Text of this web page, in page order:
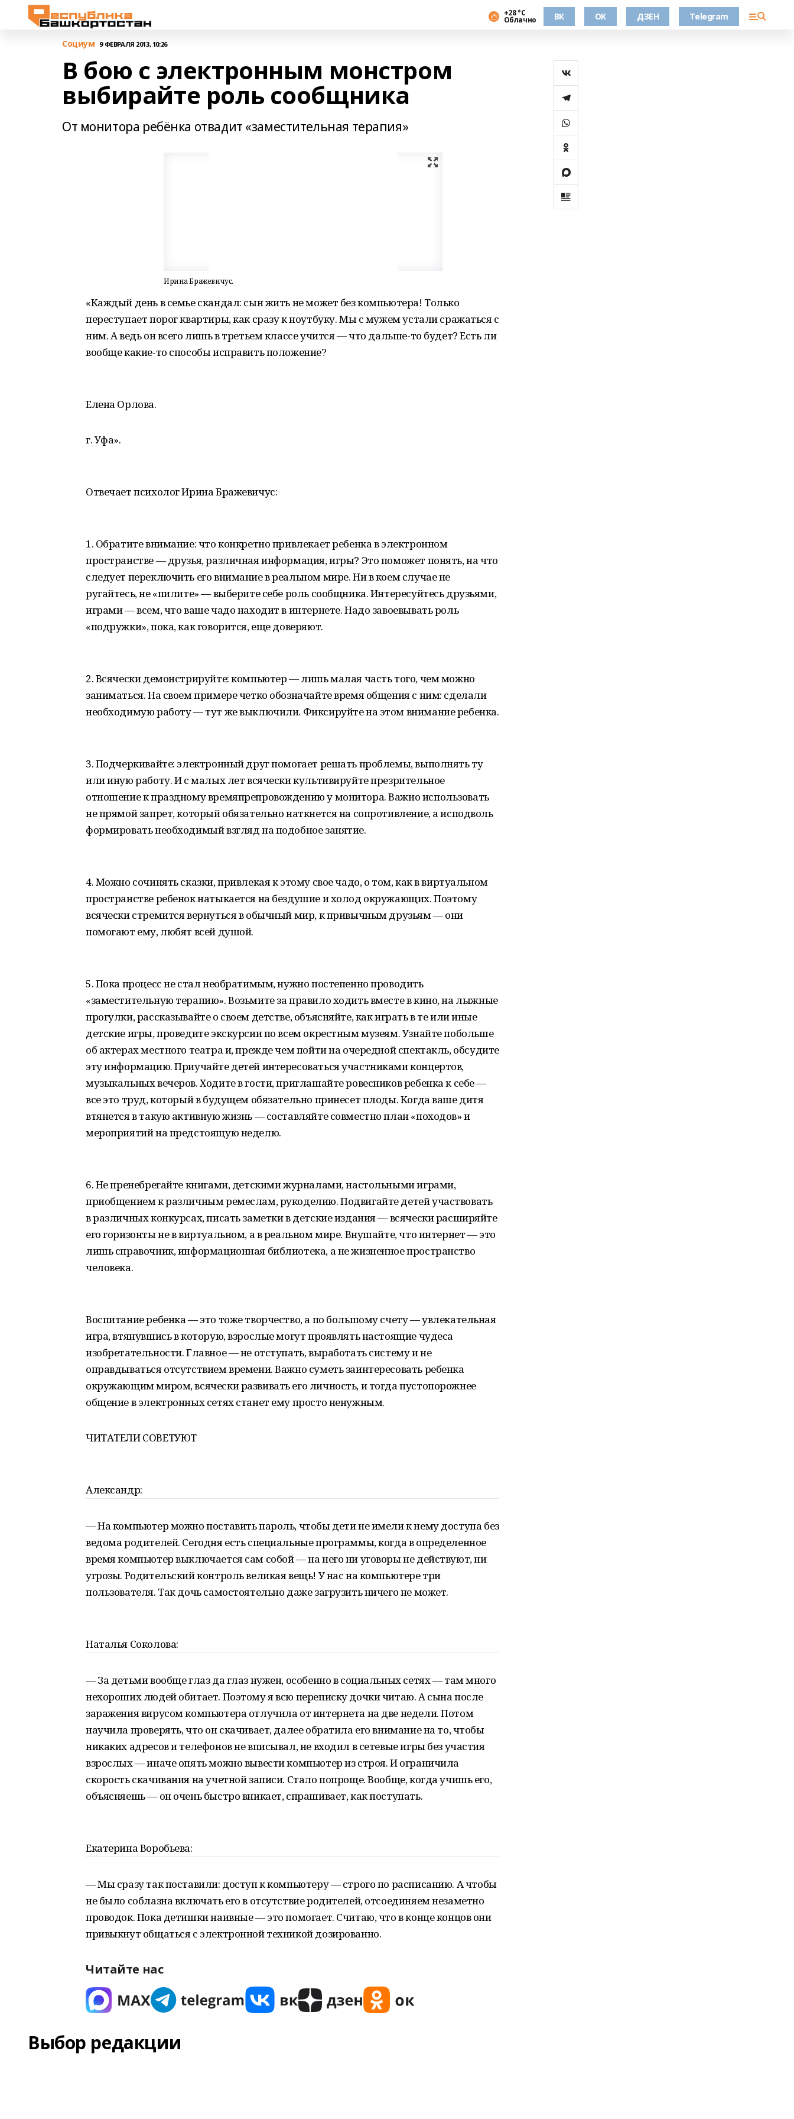
+28 °С
Облачно ВК OK ДЗЕН Telegram
Cоциум 9 ФЕВРАЛЯ 2013, 10:26
В бою с электронным монстром
выбирайте роль сообщника
От монитора ребёнка отвадит «заместительная терапия»
Ирина Бражевичус.
«Каждый день в семье скандал: сын жить не может без компьютера! Только
переступает порог квартиры, как сразу к ноутбуку. Мы с мужем устали сражаться с
ним. А ведь он всего лишь в третьем классе учится — что дальше-то будет? Есть ли
вообще какие-то способы исправить положение?
Елена Орлова.
г. Уфа».
Отвечает психолог Ирина Бражевичус:
1. Обратите внимание: что конкретно привлекает ребенка в электронном
пространстве — друзья, различная информация, игры? Это поможет понять, на что
следует переключить его внимание в реальном мире. Ни в коем случае не
ругайтесь, не «пилите» — выберите себе роль сообщника. Интересуйтесь друзьями,
играми — всем, что ваше чадо находит в интернете. Надо завоевывать роль
«подружки», пока, как говорится, еще доверяют.
2. Всячески демонстрируйте: компьютер — лишь малая часть того, чем можно
заниматься. На своем примере четко обозначайте время общения с ним: сделали
необходимую работу — тут же выключили. Фиксируйте на этом внимание ребенка.
3. Подчеркивайте: электронный друг помогает решать проблемы, выполнять ту
или иную работу. И с малых лет всячески культивируйте презрительное
отношение к праздному времяпрепровождению у монитора. Важно использовать
не прямой запрет, который обязательно наткнется на сопротивление, а исподволь
формировать необходимый взгляд на подобное занятие.
4. Можно сочинять сказки, привлекая к этому свое чадо, о том, как в виртуальном
пространстве ребенок натыкается на бездушие и холод окружающих. Поэтому
всячески стремится вернуться в обычный мир, к привычным друзьям — они
помогают ему, любят всей душой.
5. Пока процесс не стал необратимым, нужно постепенно проводить
«заместительную терапию». Возьмите за правило ходить вместе в кино, на лыжные
прогулки, рассказывайте о своем детстве, объясняйте, как играть в те или иные
детские игры, проведите экскурсии по всем окрестным музеям. Узнайте побольше
об актерах местного театра и, прежде чем пойти на очередной спектакль, обсудите
эту информацию. Приучайте детей интересоваться участниками концертов,
музыкальных вечеров. Ходите в гости, приглашайте ровесников ребенка к себе —
все это труд, который в будущем обязательно принесет плоды. Когда ваше дитя
втянется в такую активную жизнь — составляйте совместно план «походов» и
мероприятий на предстоящую неделю.
6. Не пренебрегайте книгами, детскими журналами, настольными играми,
приобщением к различным ремеслам, рукоделию. Подвигайте детей участвовать
в различных конкурсах, писать заметки в детские издания — всячески расширяйте
его горизонты не в виртуальном, а в реальном мире. Внушайте, что интернет — это
лишь справочник, информационная библиотека, а не жизненное пространство
человека.
Воспитание ребенка — это тоже творчество, а по большому счету — увлекательная
игра, втянувшись в которую, взрослые могут проявлять настоящие чудеса
изобретательности. Главное — не отступать, выработать систему и не
оправдываться отсутствием времени. Важно суметь заинтересовать ребенка
окружающим миром, всячески развивать его личность, и тогда пустопорожнее
общение в электронных сетях станет ему просто ненужным.
ЧИТАТЕЛИ СОВЕТУЮТ
Александр:
— На компьютер можно поставить пароль, чтобы дети не имели к нему доступа без
ведома родителей. Сегодня есть специальные программы, когда в определенное
время компьютер выключается сам собой — на него ни уговоры не действуют, ни
угрозы. Родительский контроль великая вещь! У нас на компьютере три
пользователя. Так дочь самостоятельно даже загрузить ничего не может.
Наталья Соколова:
— За детьми вообще глаз да глаз нужен, особенно в социальных сетях — там много
нехороших людей обитает. Поэтому я всю переписку дочки читаю. А сына после
заражения вирусом компьютера отлучила от интернета на две недели. Потом
научила проверять, что он скачивает, далее обратила его внимание на то, чтобы
никаких адресов и телефонов не вписывал, не входил в сетевые игры без участия
взрослых — иначе опять можно вывести компьютер из строя. И ограничила
скорость скачивания на учетной записи. Стало попроще. Вообще, когда учишь его,
объясняешь — он очень быстро вникает, спрашивает, как поступать.
Екатерина Воробьева:
— Мы сразу так поставили: доступ к компьютеру — строго по расписанию. А чтобы
не было соблазна включать его в отсутствие родителей, отсоединяем незаметно
проводок. Пока детишки наивные — это помогает. Считаю, что в конце концов они
привыкнут общаться с электронной техникой дозированно.
Читайте нас
Выбор редакции